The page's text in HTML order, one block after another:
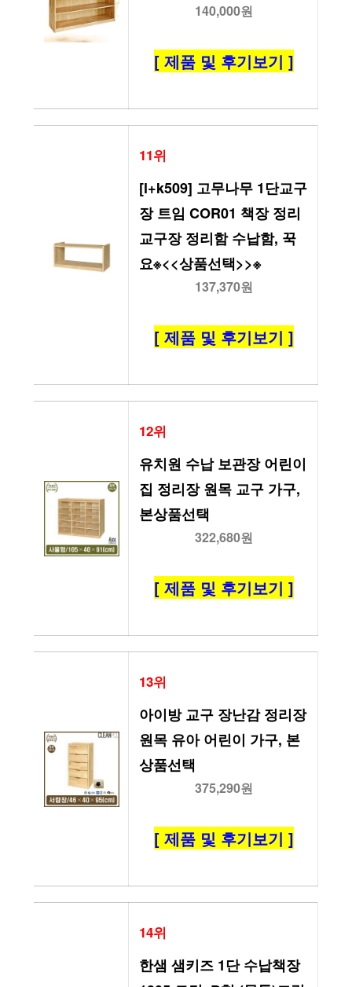
140,000원
[ 제품 및 후기보기 ]
11위
[l+k509] 고무나무 1단교구
장 트임 COR01 책장 정리
교구장 정리함 수납함, 꾹
요※<<상품선택>>※
137,370원
[ 제품 및 후기보기 ]
12위
유치원 수납 보관장 어린이
집 정리장 원목 교구 가구,
본상품선택
322,680원
[ 제품 및 후기보기 ]
13위
아이방 교구 장난감 정리장
원목 유아 어린이 가구, 본
상품선택
375,290원
[ 제품 및 후기보기 ]
14위
한샘 샘키즈 1단 수납책장